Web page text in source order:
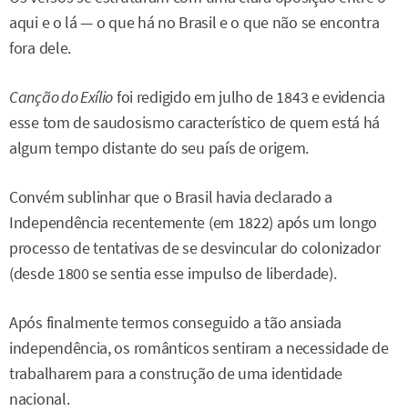
aqui e o lá — o que há no Brasil e o que não se encontra
fora dele.
Canção do Exíliofoi redigido em julho de 1843 e evidencia
esse tom de saudosismo característico de quem está há
algum tempo distante do seu país de origem.
Convém sublinhar que o Brasil havia declarado a
Independência recentemente (em 1822) após um longo
processo de tentativas de se desvincular do colonizador
(desde 1800 se sentia esse impulso de liberdade).
Após finalmente termos conseguido a tão ansiada
independência, os românticos sentiram a necessidade de
trabalharem para a construção de uma identidade
nacional.